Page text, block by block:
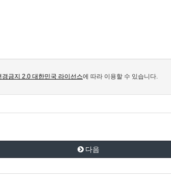
금지 2.0 대한민국 라이선스에 따라 이용할 수 있습니다.
다음